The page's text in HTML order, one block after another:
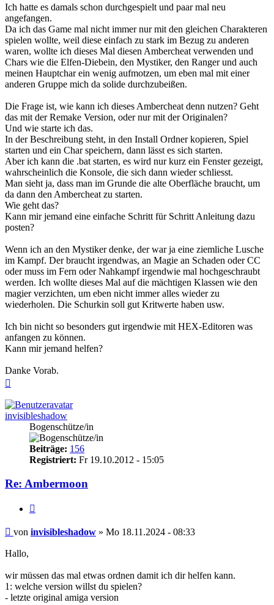
Ich hatte es damals schon durchgespielt und paar mal neu
angefangen.
Da ich das Game mal nicht immer nur mit den gleichen Charakteren
spielen wollte, weil diese einfach zu stark im Bezug zu anderen
waren, wollte ich dieses Mal diesen Ambercheat verwenden und
Chars wie die Elfen-Diebein, den Mystiker, den Ranger und auch
meinen Hauptchar ein wenig aufmotzen, um eben mal mit einer
anderen Gruppe mich da solide durchzubeißen.
Die Frage ist, wie kann ich dieses Ambercheat denn nutzen? Geht
das mit der Remake Version, oder nur mit der Originalen?
Und wie starte ich das.
In der Beschreibung steht, in den Install Ordner kopieren, Spiel
starten und ein Char speichern, dann lässt es sich starten.
Aber ich kann die .bat starten, es wird nur kurz ein Fenster gezeigt,
wahrscheinlich die Konsole, die sich dann wieder schliesst.
Man sieht ja, dass man im Grunde die alte Oberfläche braucht, um
da dann den Ambercheat zu starten.
Wie geht das?
Kann mir jemand eine einfache Schritt für Schritt Anleitung dazu
posten?
Wenn ich an den Mystiker denke, der war ja eine ziemliche Lusche
im Kampf. Der braucht irgendwas, an Magie an Schaden oder CC
oder muss im Fern oder Nahkampf irgendwie mal hochgeschraubt
werden. Ich wollte dieses Mal auf die mächtigen Klassen wie den
magier verzichten, um eben nicht immer alles wieder zu
wiederholen. Die Schurkin soll gut Kritwerte haben usw.
Ich bin nicht so besonders gut irgendwie mit HEX-Editoren was
anfangen zu können.
Kann mir jemand helfen?
Danke Vorab.
invisibleshadow
Bogenschütze/in
Beiträge: 156
Registriert: Fr 19.10.2012 - 15:05
Re: Ambermoon
Beitrag
von invisibleshadow » Mo 18.11.2024 - 08:33
Hallo,
wir müssen das mal etwas ordnen damit ich dir helfen kann.
1: welche version willst du spielen?
- letzte original amiga version